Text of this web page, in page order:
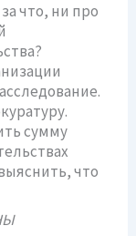
что, ни про
сумму
что